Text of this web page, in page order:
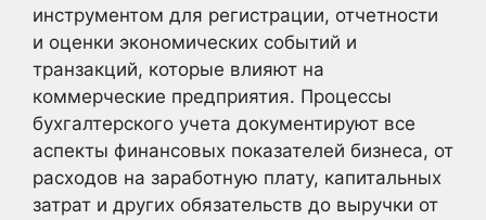
инструментом для регистрации, отчетности
и оценки экономических событий и
транзакций, которые влияют на
коммерческие предприятия. Процессы
бухгалтерского учета документируют все
аспекты финансовых показателей бизнеса, от
расходов на заработную плату, капитальных
затрат и других обязательств до выручки от